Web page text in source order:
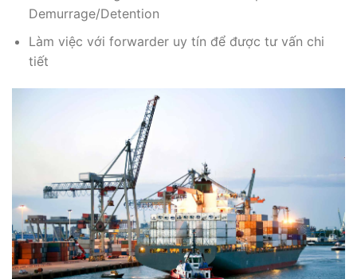
Demurrage/Detention
Làm việc với forwarder uy tín để được tư vấn chi
tiết